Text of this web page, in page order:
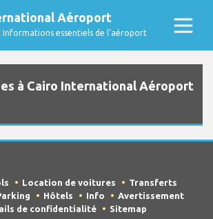
Aéroport
Informations essentiels de l’aéroport
à Cairo International Aéroport
Location de voitures
Transferts
Hôtels Info
Avertissement
de confidentialité
Sitemap